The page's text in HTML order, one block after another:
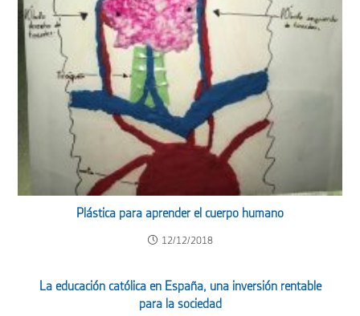
Plástica para aprender el cuerpo humano
12/12/2018
La educación católica en España, una inversión rentable
para la sociedad